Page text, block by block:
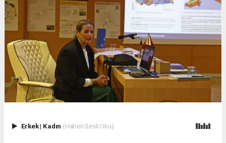
Erkek| Kadın (Haberi Sesli Oku)